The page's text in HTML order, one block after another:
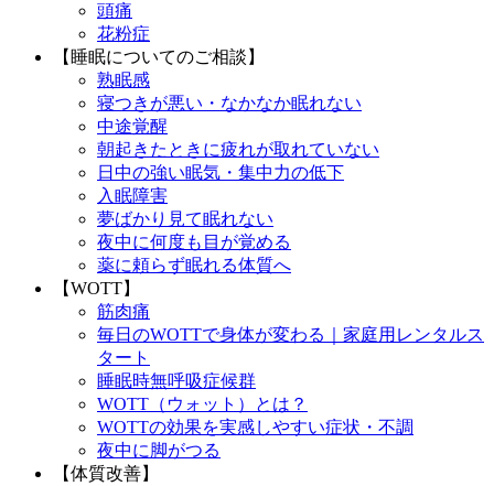
頭痛
花粉症
【睡眠についてのご相談】
熟眠感
寝つきが悪い・なかなか眠れない
中途覚醒
朝起きたときに疲れが取れていない
日中の強い眠気・集中力の低下
入眠障害
夢ばかり見て眠れない
夜中に何度も目が覚める
薬に頼らず眠れる体質へ
【WOTT】
筋肉痛
毎日のWOTTで身体が変わる｜家庭用レンタルス
タート
睡眠時無呼吸症候群
WOTT（ウォット）とは？
WOTTの効果を実感しやすい症状・不調
夜中に脚がつる
【体質改善】